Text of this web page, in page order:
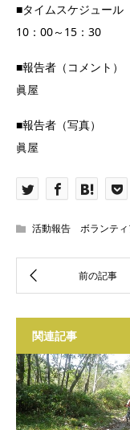
■タイムスケジュール
10：00～15：30
■報告者（コメント）
眞屋
■報告者（写真）
眞屋
活動報告 ボランティ
関連記事